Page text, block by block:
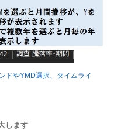
ドやYMD選択、タイムライ
します